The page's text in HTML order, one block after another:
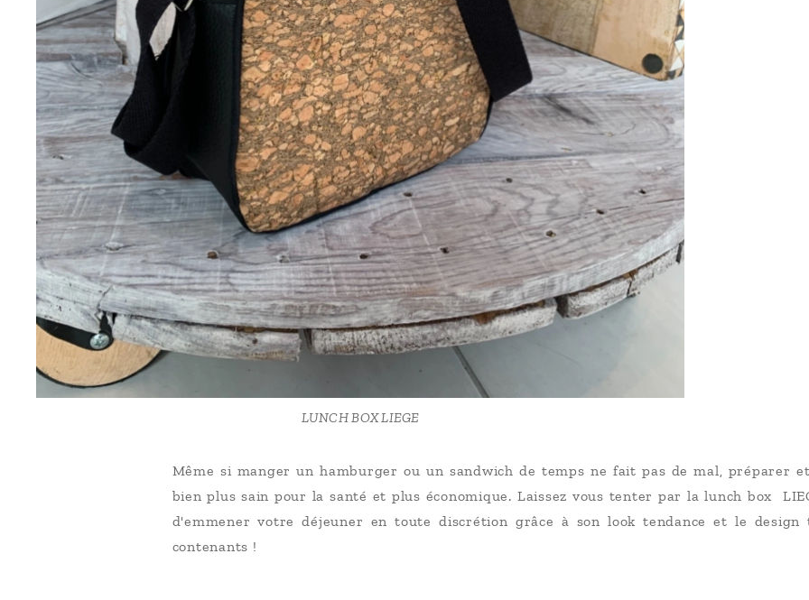
LUNCH BOX LIEGE
Même si manger un hamburger ou un sandwich de temps ne fait pas de mal, préparer
bien plus sain pour la santé et plus économique. Laissez vous tenter par la lunch box
d'emmener votre déjeuner en toute discrétion grâce à son look tendance et le
contenants !